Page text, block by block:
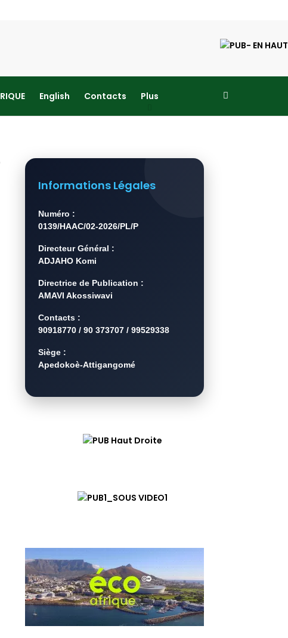
English Contacts Plus
Informations Légales
Numéro :
0139/HAAC/02-2026/PL/P
Directeur Général :
ADJAHO Komi
Directrice de Publication :
AMAVI Akossiwavi
Contacts :
90918770 / 90 373707 / 99529338
Siège :
Apedokoè-Attigangomé